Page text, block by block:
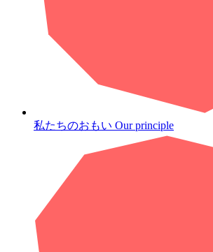
私たちのおもい Our principle